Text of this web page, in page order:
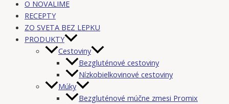
O NOVALIME
RECEPTY
ZO SVETA BEZ LEPKU
PRODUKTY
Cestoviny
Bezgluténové cestoviny
Nízkobielkovinové cestoviny
Múky
Bezgluténové múčne zmesi Promix